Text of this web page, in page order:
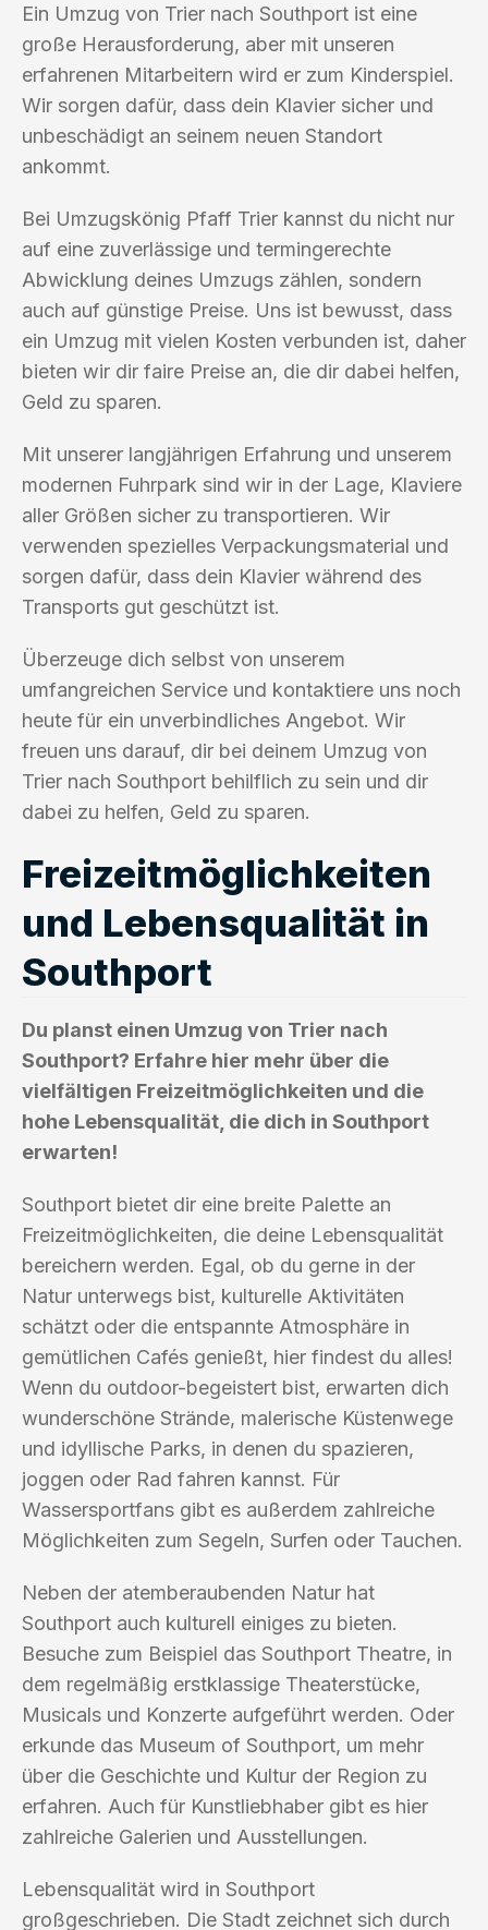
Ein Umzug von Trier nach Southport ist eine
große Herausforderung, aber mit unseren
erfahrenen Mitarbeitern wird er zum Kinderspiel.
Wir sorgen dafür, dass dein Klavier sicher und
unbeschädigt an seinem neuen Standort
ankommt.
Bei Umzugskönig Pfaff Trier kannst du nicht nur
auf eine zuverlässige und termingerechte
Abwicklung deines Umzugs zählen, sondern
auch auf günstige Preise. Uns ist bewusst, dass
ein Umzug mit vielen Kosten verbunden ist, daher
bieten wir dir faire Preise an, die dir dabei helfen,
Geld zu sparen.
Mit unserer langjährigen Erfahrung und unserem
modernen Fuhrpark sind wir in der Lage, Klaviere
aller Größen sicher zu transportieren. Wir
verwenden spezielles Verpackungsmaterial und
sorgen dafür, dass dein Klavier während des
Transports gut geschützt ist.
Überzeuge dich selbst von unserem
umfangreichen Service und kontaktiere uns noch
heute für ein unverbindliches Angebot. Wir
freuen uns darauf, dir bei deinem Umzug von
Trier nach Southport behilflich zu sein und dir
dabei zu helfen, Geld zu sparen.
Freizeitmöglichkeiten
und Lebensqualität in
Southport
Du planst einen Umzug von Trier nach
Southport? Erfahre hier mehr über die
vielfältigen Freizeitmöglichkeiten und die
hohe Lebensqualität, die dich in Southport
erwarten!
Southport bietet dir eine breite Palette an
Freizeitmöglichkeiten, die deine Lebensqualität
bereichern werden. Egal, ob du gerne in der
Natur unterwegs bist, kulturelle Aktivitäten
schätzt oder die entspannte Atmosphäre in
gemütlichen Cafés genießt, hier findest du alles!
Wenn du outdoor-begeistert bist, erwarten dich
wunderschöne Strände, malerische Küstenwege
und idyllische Parks, in denen du spazieren,
joggen oder Rad fahren kannst. Für
Wassersportfans gibt es außerdem zahlreiche
Möglichkeiten zum Segeln, Surfen oder Tauchen.
Neben der atemberaubenden Natur hat
Southport auch kulturell einiges zu bieten.
Besuche zum Beispiel das Southport Theatre, in
dem regelmäßig erstklassige Theaterstücke,
Musicals und Konzerte aufgeführt werden. Oder
erkunde das Museum of Southport, um mehr
über die Geschichte und Kultur der Region zu
erfahren. Auch für Kunstliebhaber gibt es hier
zahlreiche Galerien und Ausstellungen.
Lebensqualität wird in Southport
großgeschrieben. Die Stadt zeichnet sich durch